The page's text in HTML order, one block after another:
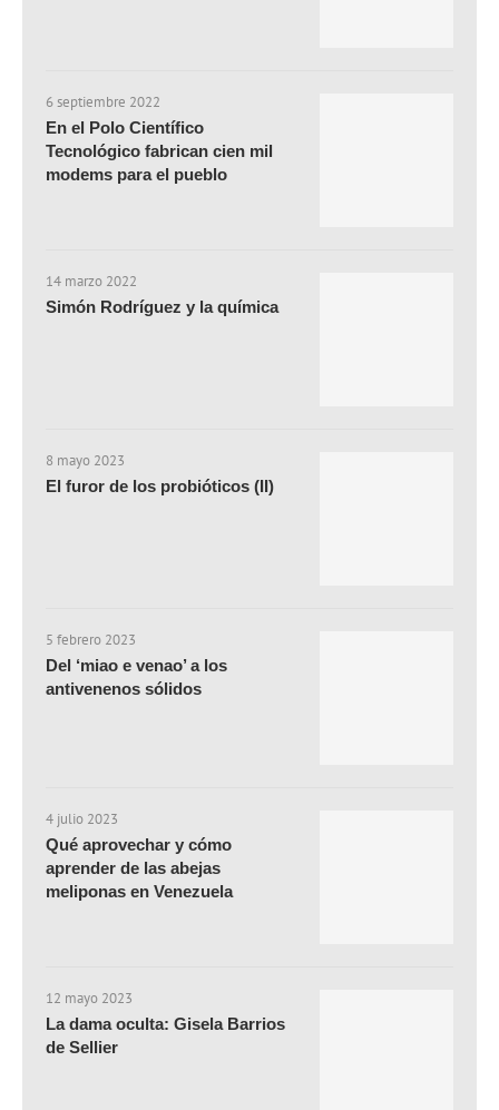
6 septiembre 2022
En el Polo Científico
Tecnológico fabrican cien mil
modems para el pueblo
14 marzo 2022
Simón Rodríguez y la química
8 mayo 2023
El furor de los probióticos (II)
5 febrero 2023
Del ‘miao e venao’ a los
antivenenos sólidos
4 julio 2023
Qué aprovechar y cómo
aprender de las abejas
meliponas en Venezuela
12 mayo 2023
La dama oculta: Gisela Barrios
de Sellier